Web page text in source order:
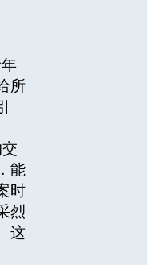
所
能
时
烈
这